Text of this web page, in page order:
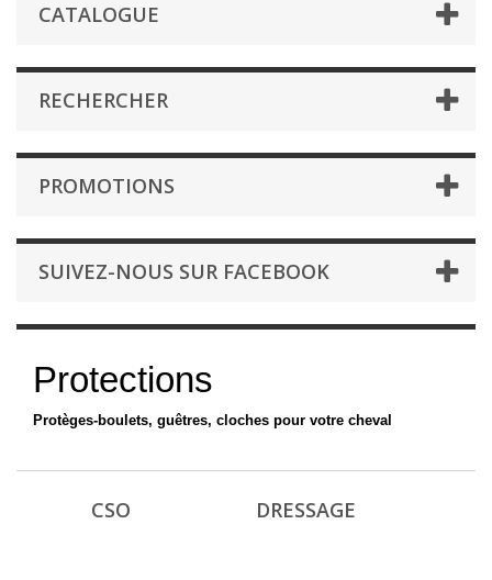
CATALOGUE
RECHERCHER
PROMOTIONS
SUIVEZ-NOUS SUR FACEBOOK
Protections
Protèges-boulets, guêtres, cloches pour votre cheval
CSO DRESSAGE